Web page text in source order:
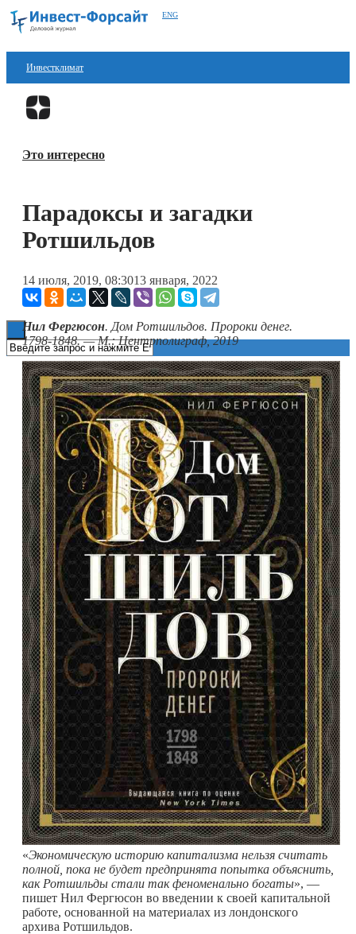
ENG
Инвестклимат
Финансы
Блокчейн
Технологии
Книги
Это интересно
Парадоксы и загадки
Ротшильдов
14 июля, 2019, 08:3013 января, 2022
Нил Фергюсон. Дом Ротшильдов. Пророки денег.
1798‑1848. — М.: Центрполиграф, 2019
«Экономическую историю капитализма нельзя считать
полной, пока не будет предпринята попытка объяснить,
как Ротшильды стали так феноменально богаты», —
пишет Нил Фергюсон во введении к своей капитальной
работе, основанной на материалах из лондонского
архива Ротшильдов.